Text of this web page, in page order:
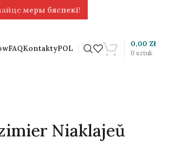
FAQKontaktyPOL
0sztuk
0,00 Zł
Niaklajeŭ
меры бяспекі!